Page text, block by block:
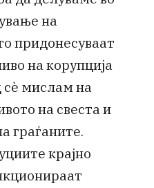
на
придонесуваат
на корупција
сѐ мислам на
на свеста и
граѓаните.
крајно